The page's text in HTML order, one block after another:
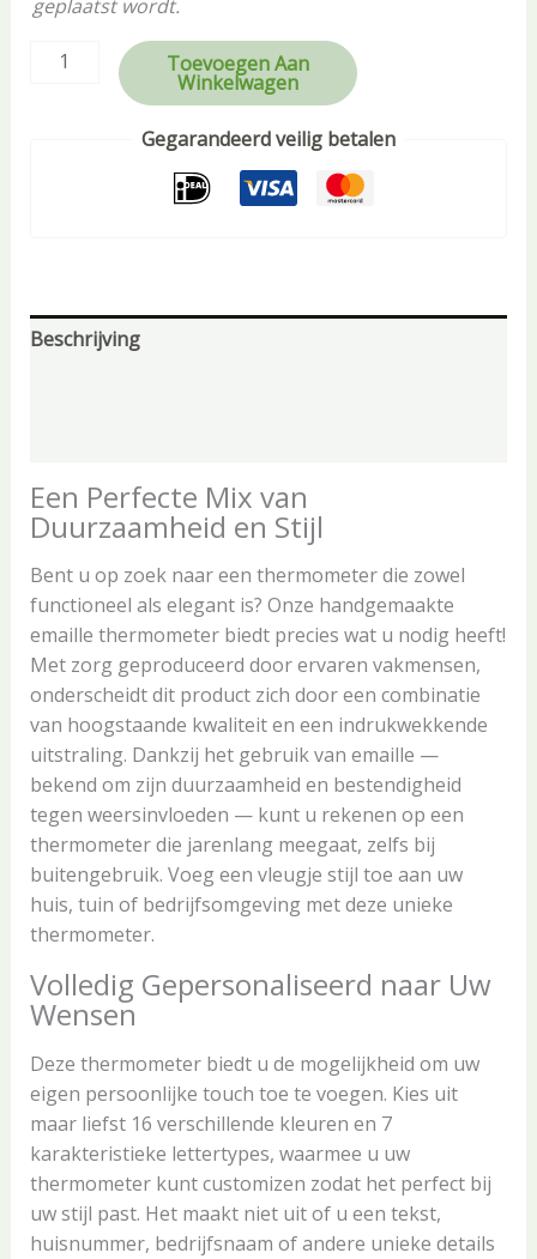
geplaatst wordt.
Toevoegen Aan
Winkelwagen
Gegarandeerd veilig betalen
Beschrijving
Een Perfecte Mix van
Duurzaamheid en Stijl
Bent u op zoek naar een thermometer die zowel
functioneel als elegant is? Onze handgemaakte
emaille thermometer biedt precies wat u nodig heeft!
Met zorg geproduceerd door ervaren vakmensen,
onderscheidt dit product zich door een combinatie
van hoogstaande kwaliteit en een indrukwekkende
uitstraling. Dankzij het gebruik van emaille —
bekend om zijn duurzaamheid en bestendigheid
tegen weersinvloeden — kunt u rekenen op een
thermometer die jarenlang meegaat, zelfs bij
buitengebruik. Voeg een vleugje stijl toe aan uw
huis, tuin of bedrijfsomgeving met deze unieke
thermometer.
Volledig Gepersonaliseerd naar Uw
Wensen
Deze thermometer biedt u de mogelijkheid om uw
eigen persoonlijke touch toe te voegen. Kies uit
maar liefst 16 verschillende kleuren en 7
karakteristieke lettertypes, waarmee u uw
thermometer kunt customizen zodat het perfect bij
uw stijl past. Het maakt niet uit of u een tekst,
huisnummer, bedrijfsnaam of andere unieke details